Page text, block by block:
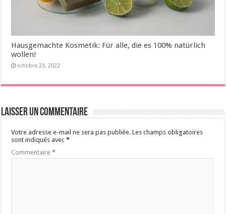
Hausgemachte Kosmetik: Für alle, die es 100% natürlich
wollen!
octobre 23, 2022
Laisser un commentaire
Votre adresse e-mail ne sera pas publiée. Les champs obligatoires
sont indiqués avec*
Commentaire*